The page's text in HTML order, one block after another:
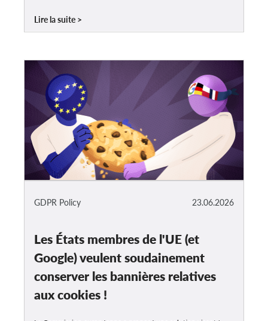
Lire la suite
23.06.2026
GDPR Policy
Les États membres de l'UE (et
Google) veulent soudainement
conserver les bannières relatives
aux cookies !